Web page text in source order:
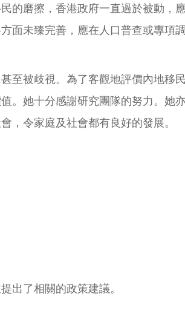
的磨擦，香港政府一直過於被動，
面未臻完善，應在人口普查或專項
至被歧視。為了客觀地評價內地移
。她十分感謝研究團隊的努力。她
，令家庭及社會都有良好的發展。
出了相關的政策建議。